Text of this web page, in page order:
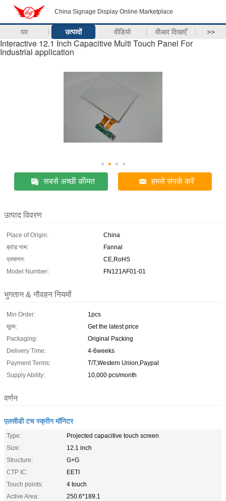
China Signage Display Online Marketplace
घर उत्पादों वीडियो वीआर दिखाएँ >>
Interactive 12.1 Inch Capacitive Multi Touch Panel For
Industrial application
सबसे अच्छी कीमत हमसे संपर्क करें
उत्पाद विवरण
Place of Origin:
China
ब्रांड नाम:
Fannal
प्रमाणन:
CE,RoHS
Model Number:
FN121AF01-01
भुगतान & नौवहन नियमों
Min Order:
1pcs
मूल्य:
Get the latest price
Packaging:
Original Packing
Delivery Time:
4-6weeks
Payment Terms:
T/T,Western Union,Paypal
Supply Ability:
10,000 pcs/month
वर्णन
एलसीडी टच स्क्रीन मॉनिटर
Type:
Projected capacitive touch screen
Size:
12.1 inch
Structure:
G+G
CTP IC:
EETI
Touch points:
4 touch
Active Area:
250.6*189.1